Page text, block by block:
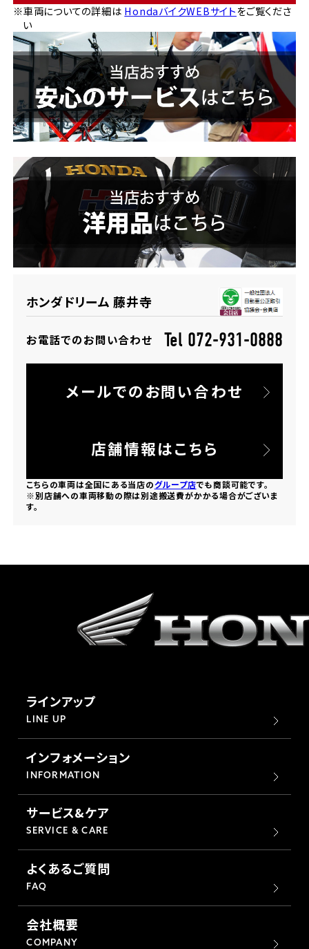
※車両についての詳細は HondaバイクWEBサイトをご覧くださ
い
ホンダドリーム 藤井寺
お電話でのお問い合わせ Tel 072-931-0888
メールでのお問い合わせ
店舗情報はこちら
こちらの車両は全国にある当店のグループ店でも商談可能です。
※別店舗への車両移動の際は別途搬送費がかかる場合がございま
す。
ラインアップ
LINE UP
インフォメーション
INFORMATION
サービス&ケア
SERVICE & CARE
よくあるご質問
FAQ
会社概要
COMPANY
ホンダドリーム 横浜緑
千葉県
ホンダドリーム 船橋
ホンダドリーム 松戸
ホンダドリーム 蘇我
埼玉県
ホンダドリーム 所沢
ホンダドリーム 大宮
ホンダドリーム 水戸北
ホンダドリーム 尼崎
ホンダドリーム 姫路
ホンダドリーム 西宮甲子園
奈良県
ホンダドリーム 奈良